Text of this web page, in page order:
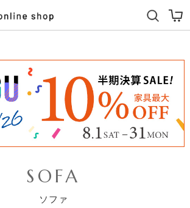
ット
SOFA
ソファ